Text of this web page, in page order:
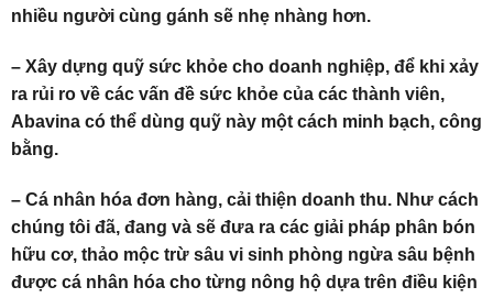
nhiều người cùng gánh sẽ nhẹ nhàng hơn.
– Xây dựng quỹ sức khỏe cho doanh nghiệp, để khi xảy
ra rủi ro về các vấn đề sức khỏe của các thành viên,
Abavina có thể dùng quỹ này một cách minh bạch, công
bằng.
– Cá nhân hóa đơn hàng, cải thiện doanh thu. Như cách
chúng tôi đã, đang và sẽ đưa ra các giải pháp phân bón
hữu cơ, thảo mộc trừ sâu vi sinh phòng ngừa sâu bệnh
được cá nhân hóa cho từng nông hộ dựa trên điều kiện